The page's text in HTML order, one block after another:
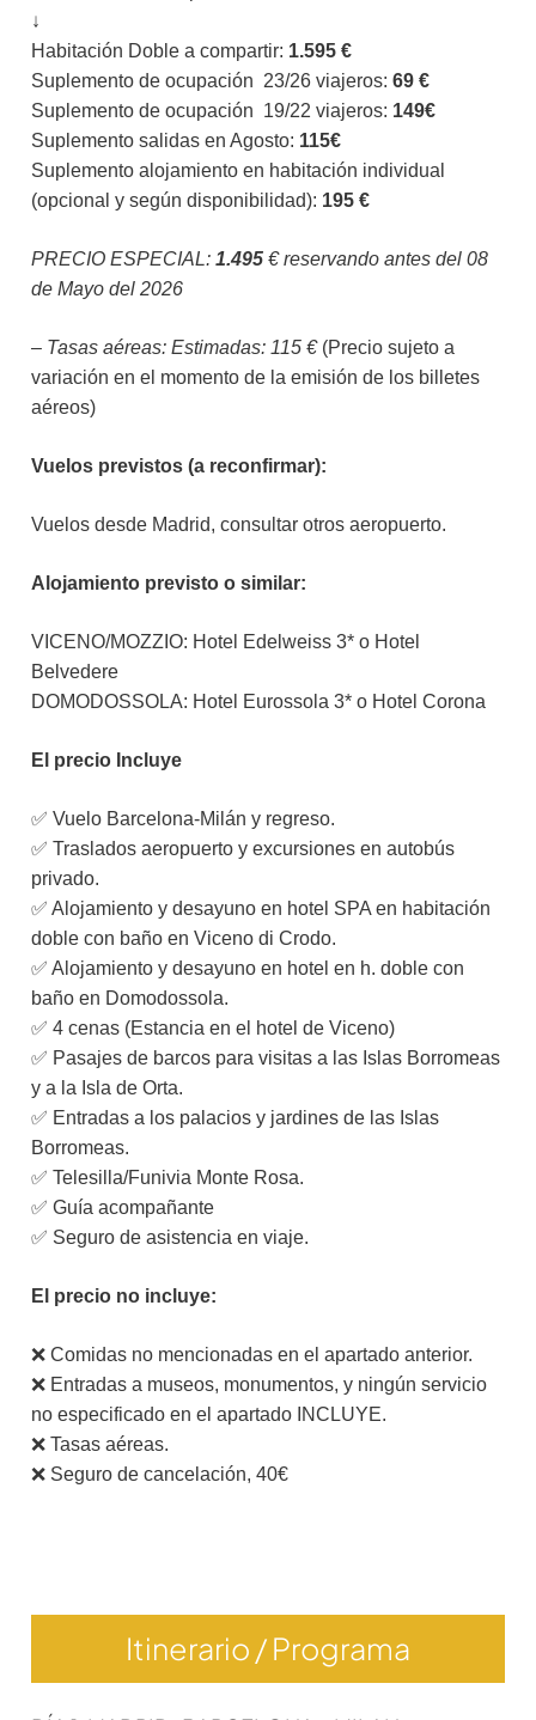
↓
Habitación Doble a compartir: 1.595 €
Suplemento de ocupación 23/26 viajeros: 69 €
Suplemento de ocupación 19/22 viajeros: 149€
Suplemento salidas en Agosto: 115€
Suplemento alojamiento en habitación individual
(opcional y según disponibilidad): 195 €
PRECIO ESPECIAL: 1.495 € reservando antes del 08
de Mayo del 2026
– Tasas aéreas: Estimadas: 115 €(Precio sujeto a
variación en el momento de la emisión de los billetes
aéreos)
Vuelos previstos (a reconfirmar):
Vuelos desde Madrid, consultar otros aeropuerto.
Alojamiento previsto o similar:
VICENO/MOZZIO: Hotel Edelweiss 3* o Hotel
Belvedere
DOMODOSSOLA: Hotel Eurossola 3* o Hotel Corona
El precio Incluye
✅ Vuelo Barcelona-Milán y regreso.
✅ Traslados aeropuerto y excursiones en autobús
privado.
✅ Alojamiento y desayuno en hotel SPA en habitación
doble con baño en Viceno di Crodo.
✅ Alojamiento y desayuno en hotel en h. doble con
baño en Domodossola.
✅ 4 cenas (Estancia en el hotel de Viceno)
✅ Pasajes de barcos para visitas a las Islas Borromeas
y a la Isla de Orta.
✅ Entradas a los palacios y jardines de las Islas
Borromeas.
✅ Telesilla/Funivia Monte Rosa.
✅ Guía acompañante
✅ Seguro de asistencia en viaje.
El precio no incluye:
❌ Comidas no mencionadas en el apartado anterior.
❌ Entradas a museos, monumentos, y ningún servicio
no especificado en el apartado INCLUYE.
❌ Tasas aéreas.
❌ Seguro de cancelación, 40€
Itinerario / Programa